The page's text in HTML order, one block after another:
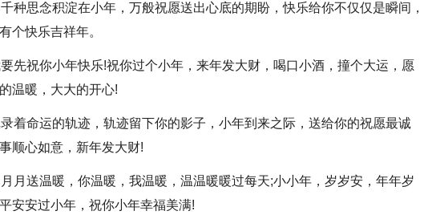
种思念积淀在小年，万般祝愿送出心底的期盼，快乐给你不仅仅是瞬间，
个快乐吉祥年。
先祝你小年快乐!祝你过个小年，来年发大财，喝口小酒，撞个大运，愿
温暖，大大的开心!
着命运的轨迹，轨迹留下你的影子，小年到来之际，送给你的祝愿最诚
顺心如意，新年发大财!
月送温暖，你温暖，我温暖，温温暖暖过每天;小小年，岁岁安，年年岁
安安过小年，祝你小年幸福美满!